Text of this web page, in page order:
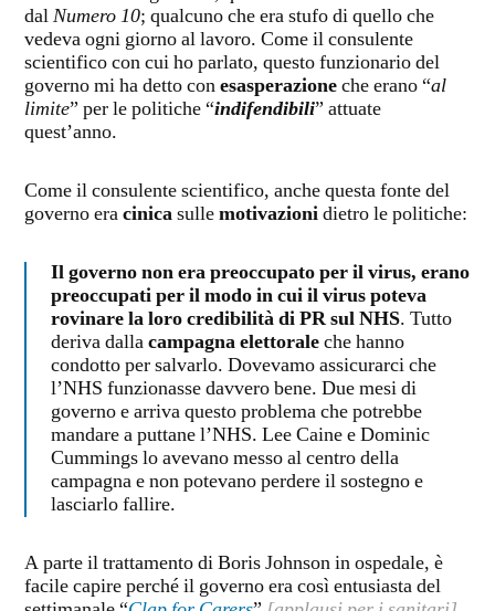
dalNumero 10; qualcuno che era stufo di quello che
vedeva ogni giorno al lavoro. Come il consulente
scientifico con cui ho parlato, questo funzionario del
governo mi ha detto conesasperazioneche erano “al
limite” per le politiche “indifendibili” attuate
quest’anno.
Come il consulente scientifico, anche questa fonte del
governo eracinicasullemotivazionidietro le politiche:
Il governo non era preoccupato per il virus, erano
preoccupati per il modo in cui il virus poteva
rovinare la loro credibilità di PR sul NHS. Tutto
deriva dallacampagna elettoraleche hanno
condotto per salvarlo. Dovevamo assicurarci che
l’NHS funzionasse davvero bene. Due mesi di
governo e arriva questo problema che potrebbe
mandare a puttane l’NHS. Lee Caine e Dominic
Cummings lo avevano messo al centro della
campagna e non potevano perdere il sostegno e
lasciarlo fallire.
A parte il trattamento di Boris Johnson in ospedale, è
facile capire perché il governo era così entusiasta del